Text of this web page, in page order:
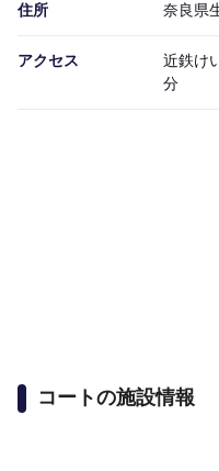
住所 奈良県
アクセス
近鉄け
分
コートの施設情報